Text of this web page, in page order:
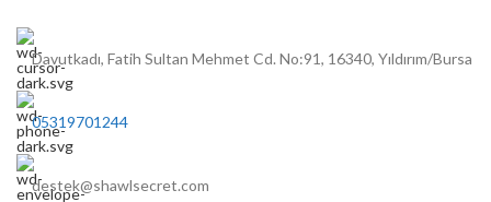
Davutkadı, Fatih Sultan Mehmet Cd. No:91, 16340, Yıldırım/Bursa
05319701244
destek@shawlsecret.com